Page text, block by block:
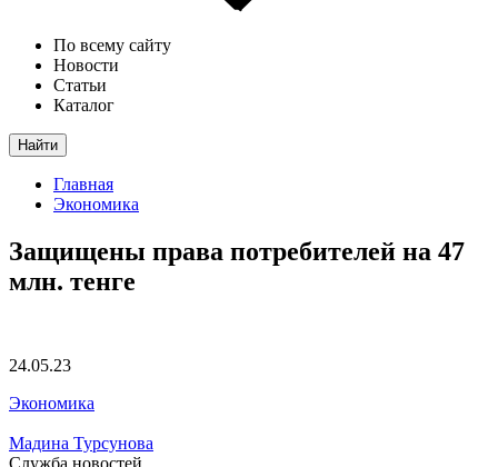
По всему сайту
Новости
Статьи
Каталог
Найти
Главная
Экономика
Защищены права потребителей на 47
млн. тенге
24.05.23
Экономика
Мадина Турсунова